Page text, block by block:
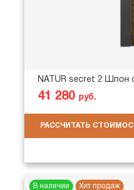
NATUR secret 2 Шпон
41 280 руб.
РАССЧИТАТЬ
В наличии Хит продаж